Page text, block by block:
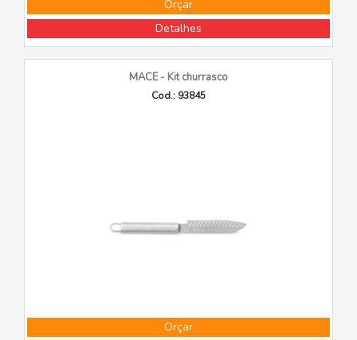
Orçar
Detalhes
MACE - Kit churrasco
Cod.: 93845
Orçar